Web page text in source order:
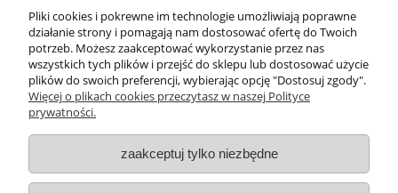
Pomoc
Pliki cookies i pokrewne im technologie umożliwiają poprawne
działanie strony i pomagają nam dostosować ofertę do Twoich
potrzeb. Możesz zaakceptować wykorzystanie przez nas
wszystkich tych plików i przejść do sklepu lub dostosować użycie
plików do swoich preferencji, wybierając opcję "Dostosuj zgody".
Więcej o plikach cookies przeczytasz w naszej Polityce
prywatności.
zaakceptuj tylko niezbędne